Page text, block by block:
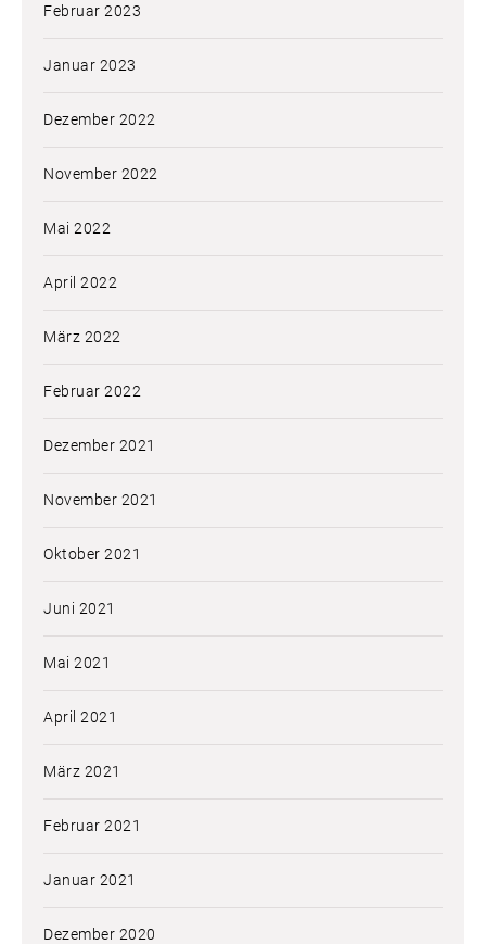
Februar 2023
Januar 2023
Dezember 2022
November 2022
Mai 2022
April 2022
März 2022
Februar 2022
Dezember 2021
November 2021
Oktober 2021
Juni 2021
Mai 2021
April 2021
März 2021
Februar 2021
Januar 2021
Dezember 2020